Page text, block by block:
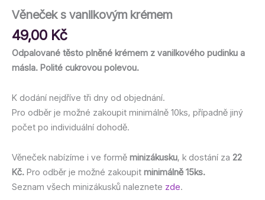
Věneček s vanilkovým krémem
49,00 Kč
Odpalované těsto plněné krémem z vanilkového pudinku a
másla. Polité cukrovou polevou.
K dodání nejdříve tři dny od objednání.
Pro odběr je možné zakoupit minimálně 10ks, případně jiný
počet po individuální dohodě.
Věneček nabízíme i ve formě minizákusku, k dostání za 22
Kč. Pro odběr je možné zakoupit minimálně 15ks.
Seznam všech minizákusků naleznete zde.